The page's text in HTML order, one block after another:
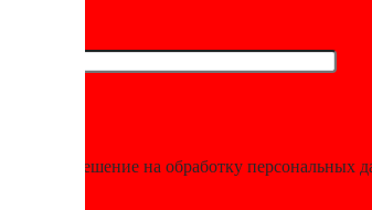
Я даю разрешение на обработку персональных